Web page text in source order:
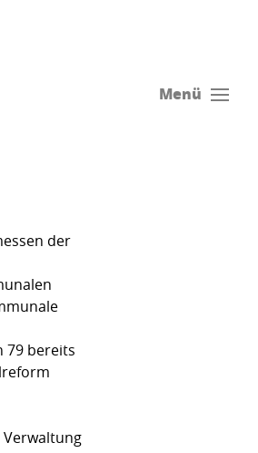
Menü
der
79 bereits